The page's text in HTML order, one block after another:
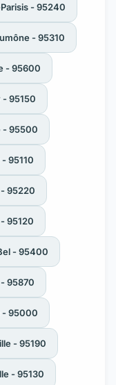
- 95240
- 95310
- 95600
- 95150
- 95500
95110
95220
95120
- 95400
95870
- 95000
- 95190
- 95130